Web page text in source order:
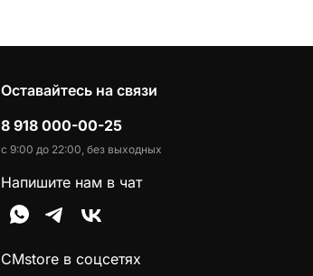
Оставайтесь на связи
8 918 000-00-25
с 9:00 до 22:00, без выходных
Напишите нам в чат
CMstore в соцсетях